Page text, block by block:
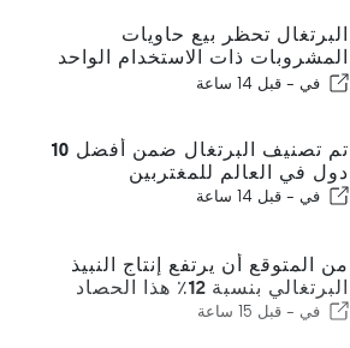
البرتغال تحظر بيع حاويات
المشروبات ذات الاستخدام الواحد
بدون فولتا
في - قبل 14 ساعة
تم تصنيف البرتغال ضمن أفضل 10
دول في العالم للمغتربين
في - قبل 14 ساعة
من المتوقع أن يرتفع إنتاج النبيذ
البرتغالي بنسبة 12٪ هذا الحصاد
في - قبل 15 ساعة